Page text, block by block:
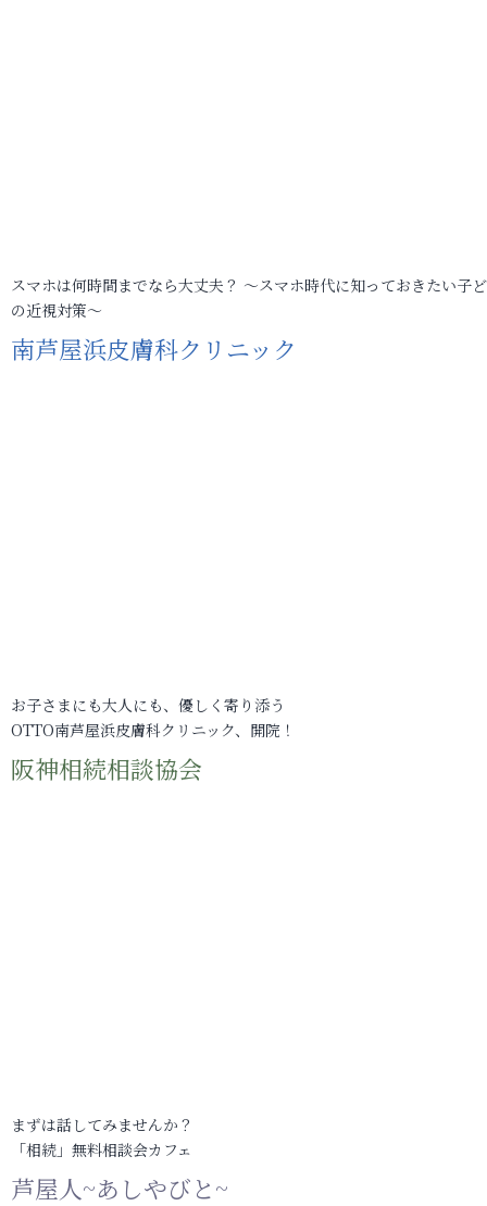
スマホは何時間までなら大丈夫？ ～スマホ時代に知っておきたい子
の近視対策～
南芦屋浜皮膚科クリニック
お子さまにも大人にも、優しく寄り添う
OTTO南芦屋浜皮膚科クリニック、開院！
阪神相続相談協会
まずは話してみませんか？
「相続」無料相談会カフェ
芦屋人~あしやびと~